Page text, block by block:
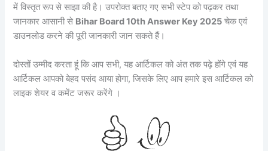
में विस्तृत रूप से साझा की है। उपरोक्त बताए गए सभी स्टेप को पढ़कर तथा
जानकार आसानी से Bihar Board 10th Answer Key 2025 चेक एवं
डाउनलोड करने की पूरी जानकारी जान सकते हैं।
दोस्तों उम्मीद करता हूं कि आप सभी, यह आर्टिकल को अंत तक पढ़े होंगे एवं यह
आर्टिकल आपको बेहद पसंद आया होगा, जिसके लिए आप हमारे इस आर्टिकल को
लाइक शेयर व कमेंट जरूर करेंगे ।